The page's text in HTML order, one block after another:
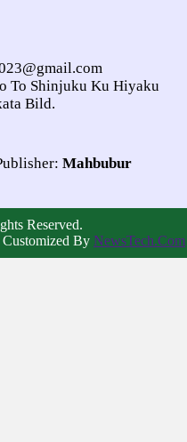
To Shinjuku Ku Hiyaku
Bild.
Mahbubur
Reserved.
Customized By NewsTech.Com